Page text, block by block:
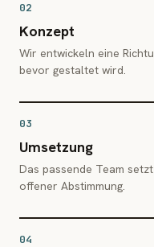
02
Konzept
Wir entwickeln eine
bevor gestaltet wird.
03
Umsetzung
Das passende Team
offener Abstimmung.
04